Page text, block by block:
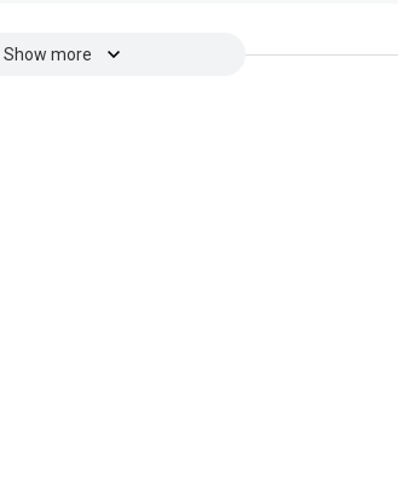
Show more